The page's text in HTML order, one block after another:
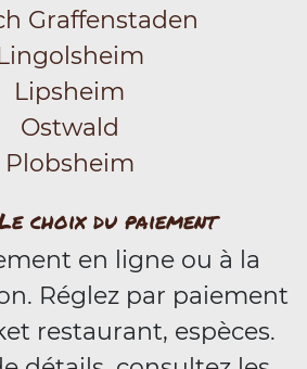
Graffenstaden
Lipsheim
Ostwald
Plobsheim
choix du paiement
en ligne ou à la
Réglez par paiement
restaurant, espèces.